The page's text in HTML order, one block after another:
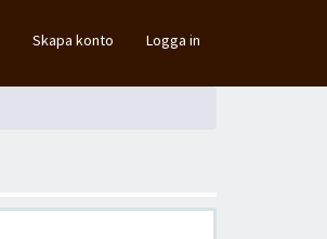
Skapa konto Logga in